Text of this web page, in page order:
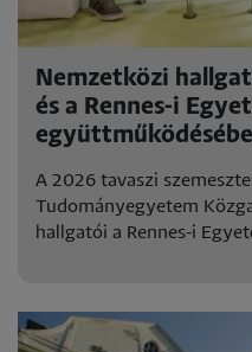
Nemzetközi
és a Rennes-i
A 2026 tavaszi
Tudományegyetem
hallgatói a Rennes-i